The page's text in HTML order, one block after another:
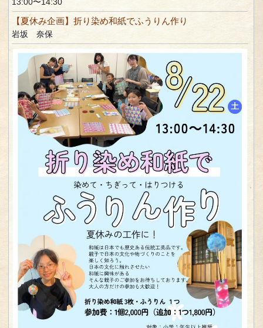
【夏休み企画】折り染め和紙でふうりん作り
岩坂 奈保